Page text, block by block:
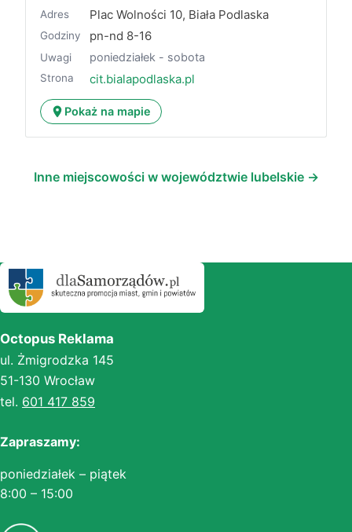
Adres Plac Wolności 10, Biała Podlaska
Godziny pn-nd 8-16
Uwagi poniedziałek - sobota
Strona cit.bialapodlaska.pl
Pokaż na mapie
Inne miejscowości w województwie lubelskie →
Octopus Reklama
ul. Żmigrodzka 145
51-130 Wrocław
tel. 601 417 859
Zapraszamy:
poniedziałek – piątek
8:00 – 15:00